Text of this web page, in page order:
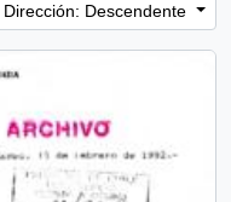
Dirección: Descendente